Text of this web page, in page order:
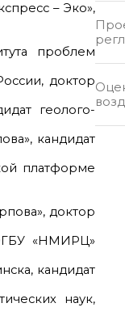
– Эко»,
проблем
доктор
геолого-
кандидат
платформе
доктор
«НМИРЦ»
кандидат
наук,